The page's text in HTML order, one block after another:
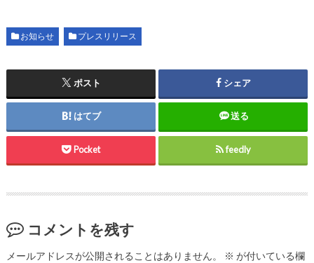
お知らせ プレスリリース
ポスト シェア
はてブ 送る
Pocket feedly
コメントを残す
メールアドレスが公開されることはありません。 ※ が付いている欄